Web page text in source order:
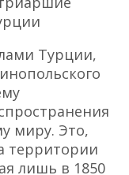
Турции,
миру. Это,
территории
лишь в 1850